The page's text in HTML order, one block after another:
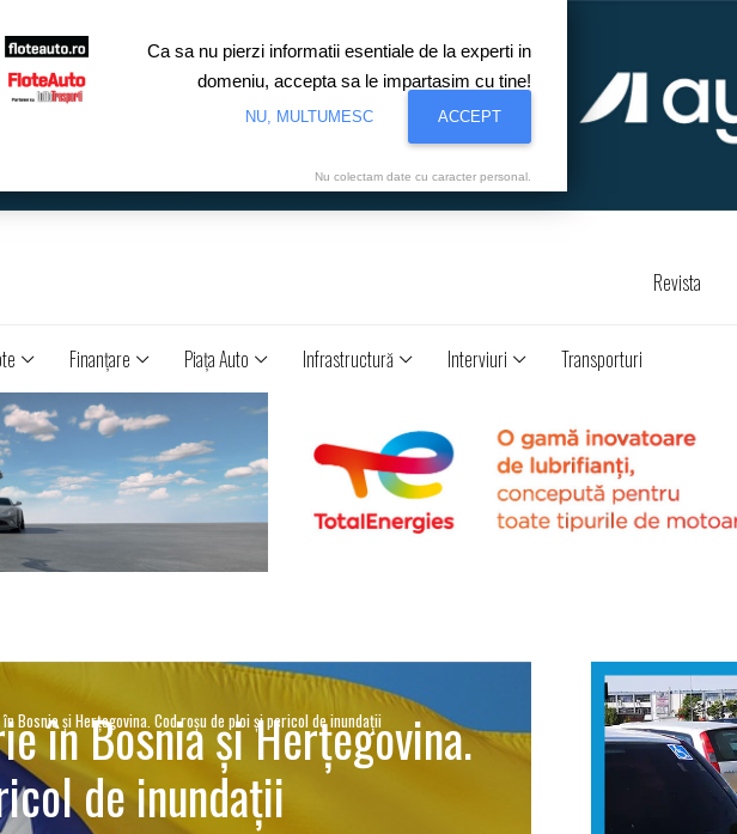
Revista
Finanţare Piaţa Auto Infrastructură Interviuri Transporturi
Bosnia şi Herţegovina. Cod roşu de ploi şi pericol de inundaţii
în Bosnia şi Herţegovina.
de inundaţii
Ca sa nu pierzi informatii esentiale de la experti in
domeniu, accepta sa le impartasim cu tine!
NU, MULTUMESC ACCEPT
Nu colectam date cu caracter personal.